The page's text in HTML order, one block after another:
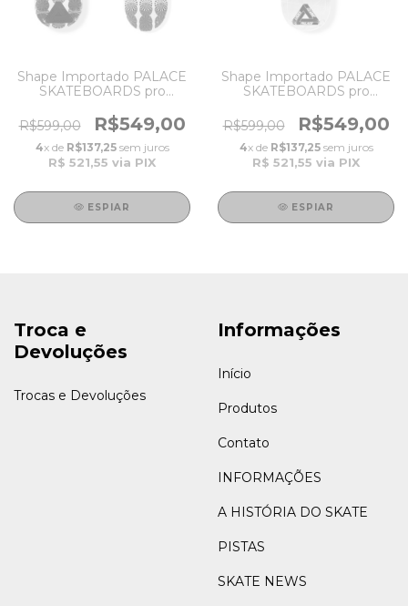
Shape Importado PALACE
SKATEBOARDS pro
SHELL 8.25''
R$599,00 R$549,00
4x de R$137,25sem juros
R$ 521,55 via PIX
ESPIAR
Shape Importado PALACE
SKATEBOARDS pro
FROG 8.25''
R$599,00 R$549,00
4x de R$137,25sem juros
R$ 521,55 via PIX
ESPIAR
Troca e
Devoluções
Trocas e Devoluções
Informações
Início
Produtos
Contato
INFORMAÇÕES
A HISTÓRIA DO SKATE
PISTAS
SKATE NEWS